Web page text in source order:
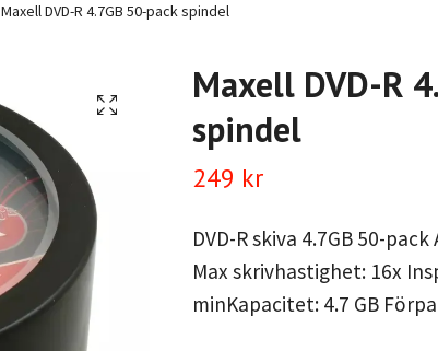
Maxell DVD-R 4.7GB 50-pack spindel
Maxell DVD-R
spindel
249 kr
DVD-R skiva 4.7GB 50-
Max skrivhastighet: 16x
minKapacitet: 4.7 GB